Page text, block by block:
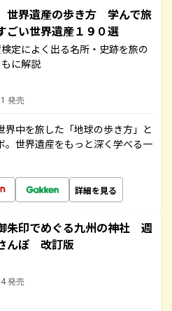
界遺産の歩き方 学んで旅
ごい世界遺産１９０選
定によく出る名所・史跡を旅の
に解説
発売
中を旅した「地球の歩き方」と
。世界遺産をもっと深く学べる一
詳細を見る
朱印でめぐる九州の神社 週
んぽ 改訂版
発売